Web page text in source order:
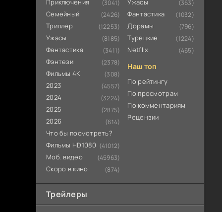
Приключения (3041)
Семейный (2426)
Триллер (12253)
Ужасы (8185)
Фантастика (3411)
Фэнтези (2378)
Фильмы 4К (308)
2023 (4557)
2024 (3224)
2025 (2875)
2026 (614)
Что бы посмотреть?
Фильмы HD1080 (41012)
Моб. видео (45963)
Скоро в кино (874)
Ужасы (363)
Фантастика (1032)
Дорамы (796)
Турецкие (1224)
Netflix (465)
Наш топ
По рейтингу
По просмотрам
По комментариям
Рецензии
Трейлеры